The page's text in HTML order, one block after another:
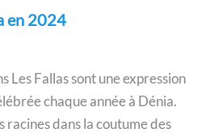
en 2024
Les Fallas sont une expression
chaque année à Dénia.
dans la coutume des